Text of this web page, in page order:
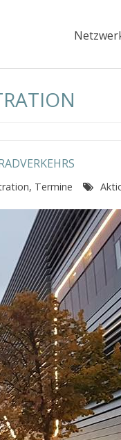
, Termine